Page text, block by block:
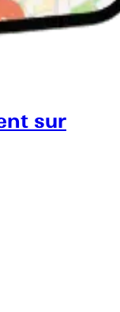
sur